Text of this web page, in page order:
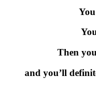
Then
and you’ll